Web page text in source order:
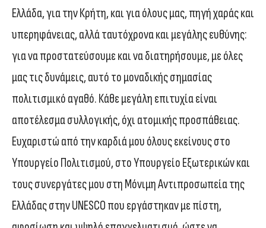
Ελλάδα, για την Κρήτη, και για όλους μας, πηγή χαράς και
υπερηφάνειας, αλλά ταυτόχρονα και μεγάλης ευθύνης:
για να προστατεύσουμε και να διατηρήσουμε, με όλες
μας τις δυνάμεις, αυτό το μοναδικής σημασίας
πολιτισμικό αγαθό. Κάθε μεγάλη επιτυχία είναι
αποτέλεσμα συλλογικής, όχι ατομικής προσπάθειας.
Ευχαριστώ από την καρδιά μου όλους εκείνους στο
Υπουργείο Πολιτισμού, στο Υπουργείο Εξωτερικών και
τους συνεργάτες μου στη Μόνιμη Αντιπροσωπεία της
Ελλάδας στην UNESCO που εργάστηκαν με πίστη,